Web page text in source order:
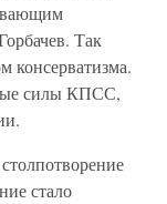
Так
консерватизма.
силы КПСС,
стало